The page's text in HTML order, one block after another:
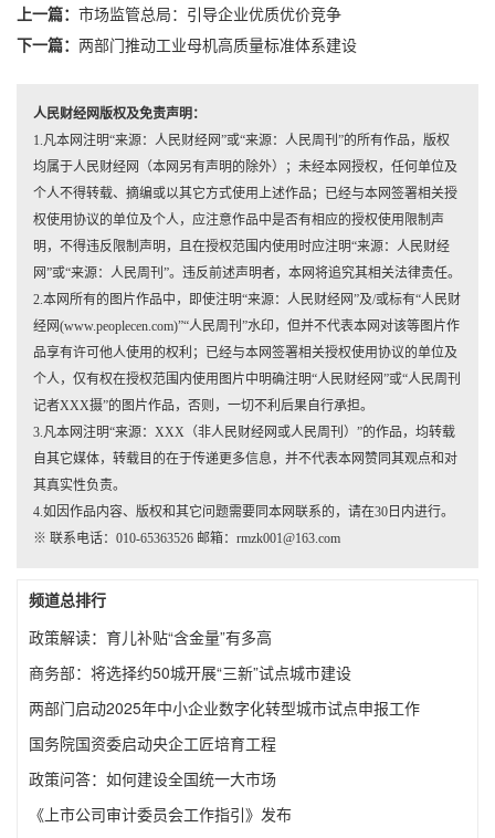
上一篇： 市场监管总局：引导企业优质优价竞争
下一篇： 两部门推动工业母机高质量标准体系建设
人民财经网版权及免责声明：
1.凡本网注明“来源：人民财经网”或“来源：人民周刊”的所有作品，版权
均属于人民财经网（本网另有声明的除外）；未经本网授权，任何单位及
个人不得转载、摘编或以其它方式使用上述作品；已经与本网签署相关授
权使用协议的单位及个人，应注意作品中是否有相应的授权使用限制声
明，不得违反限制声明，且在授权范围内使用时应注明“来源：人民财经
网”或“来源：人民周刊”。违反前述声明者，本网将追究其相关法律责任。
2.本网所有的图片作品中，即使注明“来源：人民财经网”及/或标有“人民财
经网(www.peoplecen.com)”“人民周刊”水印，但并不代表本网对该等图片作
品享有许可他人使用的权利；已经与本网签署相关授权使用协议的单位及
个人，仅有权在授权范围内使用图片中明确注明“人民财经网”或“人民周刊
记者XXX摄”的图片作品，否则，一切不利后果自行承担。
3.凡本网注明“来源：XXX（非人民财经网或人民周刊）”的作品，均转载
自其它媒体，转载目的在于传递更多信息，并不代表本网赞同其观点和对
其真实性负责。
4.如因作品内容、版权和其它问题需要同本网联系的，请在30日内进行。
※ 联系电话：010-65363526 邮箱：rmzk001@163.com
频道总排行
政策解读：育儿补贴“含金量”有多高
商务部：将选择约50城开展“三新”试点城市建设
两部门启动2025年中小企业数字化转型城市试点申报工作
国务院国资委启动央企工匠培育工程
政策问答：如何建设全国统一大市场
《上市公司审计委员会工作指引》发布